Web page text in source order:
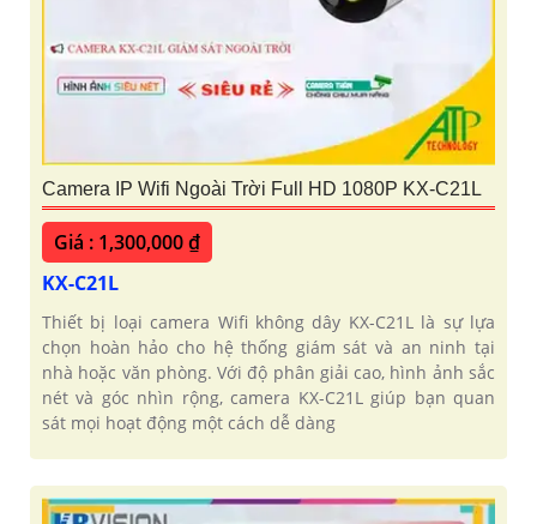
Camera IP Wifi Ngoài Trời Full HD 1080P KX-C21L
Giá : 1,300,000 ₫
KX-C21L
Thiết bị loại camera Wifi không dây KX-C21L là sự lựa
chọn hoàn hảo cho hệ thống giám sát và an ninh tại
nhà hoặc văn phòng. Với độ phân giải cao, hình ảnh sắc
nét và góc nhìn rộng, camera KX-C21L giúp bạn quan
sát mọi hoạt động một cách dễ dàng